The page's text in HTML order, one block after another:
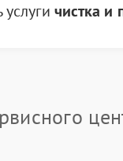
чистка и